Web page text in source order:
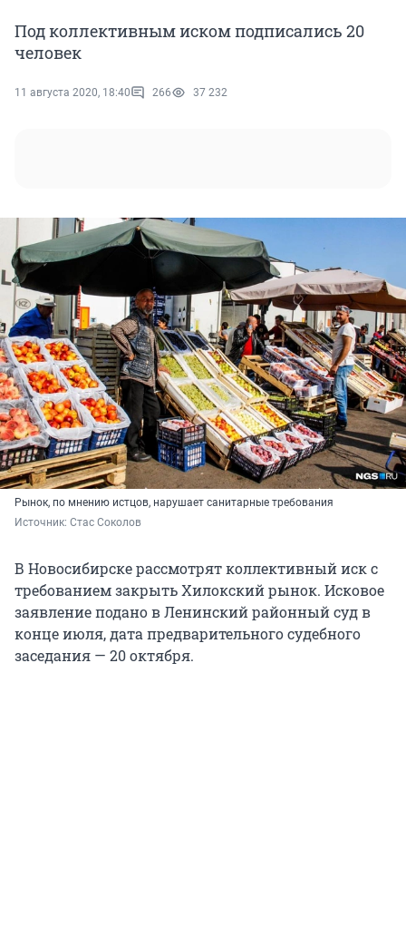
Под коллективным иском подписались 20
человек
11 августа 2020, 18:40 266 37 232
Рынок, по мнению истцов, нарушает санитарные требования
Источник: Стас Соколов
В Новосибирске рассмотрят коллективный иск с
требованием закрыть Хилокский рынок. Исковое
заявление подано в Ленинский районный суд в
конце июля, дата предварительного судебного
заседания — 20 октября.